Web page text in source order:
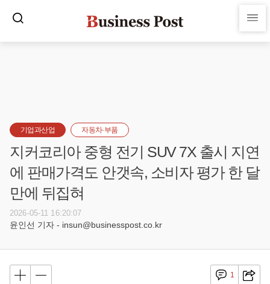
기업과산업 자동차·부품
지커코리아 중형 전기 SUV 7X 출시 지연
에 판매가격도 안갯속, 소비자 평가 한 달
만에 뒤집혀
2026-05-11 16:20:07
윤인선 기자 - insun@businesspost.co.kr
1